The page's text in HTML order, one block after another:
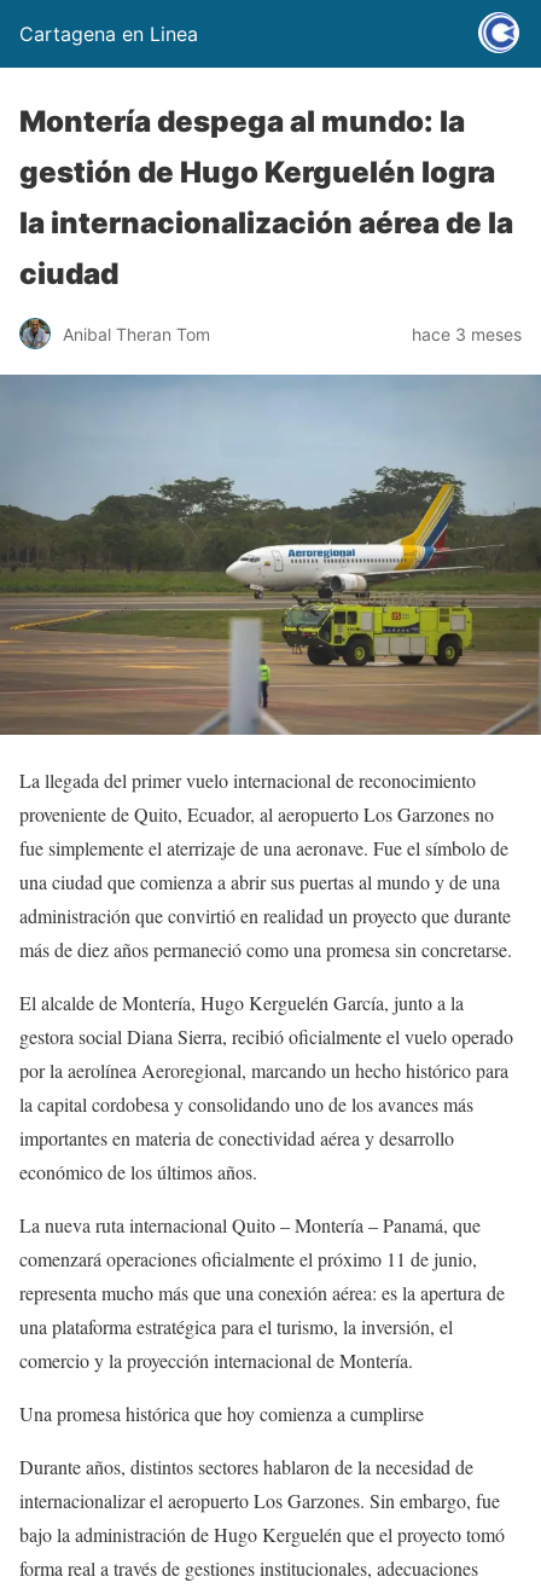
Cartagena en Linea
Montería despega al mundo: la
gestión de Hugo Kerguelén logra
la internacionalización aérea de la
ciudad
Anibal Theran Tom hace 3 meses
La llegada del primer vuelo internacional de reconocimiento
proveniente de Quito, Ecuador, al aeropuerto Los Garzones no
fue simplemente el aterrizaje de una aeronave. Fue el símbolo de
una ciudad que comienza a abrir sus puertas al mundo y de una
administración que convirtió en realidad un proyecto que durante
más de diez años permaneció como una promesa sin concretarse.
El alcalde de Montería, Hugo Kerguelén García, junto a la
gestora socialDiana Sierra, recibió oficialmente el vuelo operado
por la aerolíneaAeroregional, marcando un hecho histórico para
la capital cordobesa y consolidando uno de los avances más
importantes en materia de conectividad aérea y desarrollo
económico de los últimos años.
La nueva ruta internacional Quito – Montería – Panamá, que
comenzará operaciones oficialmente el próximo 11 de junio,
representa mucho más que una conexión aérea: es la apertura de
una plataforma estratégica para el turismo, la inversión, el
comercio y la proyección internacional de Montería.
Una promesa histórica que hoy comienza a cumplirse
Durante años, distintos sectores hablaron de la necesidad de
internacionalizar el aeropuerto Los Garzones. Sin embargo, fue
bajo la administración de Hugo Kerguelén que el proyecto tomó
forma real a través de gestiones institucionales, adecuaciones